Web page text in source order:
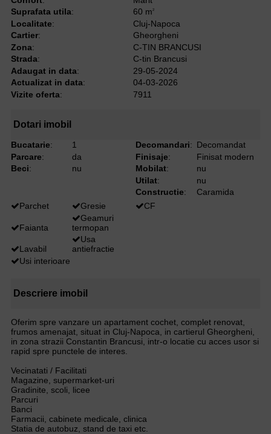
Suprafata utila: 60 m2
Localitate:
Cluj-Napoca
Cartier:
Gheorgheni
Zona:
C-TIN BRANCUSI
Strada:
C-tin Brancusi
Adaugat in data:
29-05-2024
Actualizat in data:
04-03-2026
Vizite oferta: 7911
Dotari imobil
Bucatarie:
1
Parcare:
da
Beci: nu
Decomandari: Decomandat
Finisaje:
Finisat modern
Mobilat:
nu
Utilat:
nu
Constructie:
Caramida
Parchet
Gresie
Faianta
Geamuri
termopan
Lavabil
Usa
antiefractie
Usi interioare
CF
Descriere imobil
Oferim spre vanzare un apartament cochet, complet renovat,
frumos amenajat, situat in Cluj-Napoca, in cartierul Gheorgheni,
in zona strazii Constantin Brancusi, intr-o locatie cu acces usor si
rapid spre punctele de interes.
Vecinatati / Facilitati
Magazine, supermarket-uri
Gradinite, scoli, licee
Parcuri
Banci
Farmacii, cabinete medicale, clinica
Statia de autobuz, stand de taxi etc.